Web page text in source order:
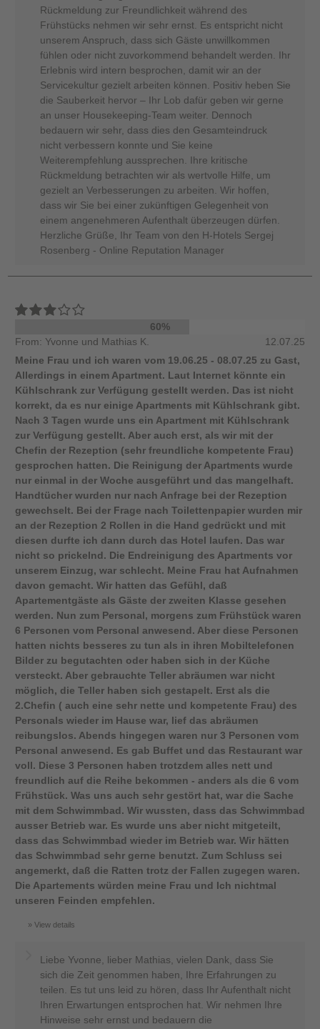
Rückmeldung zur Freundlichkeit während des
Frühstücks nehmen wir sehr ernst. Es entspricht nicht
unserem Anspruch, dass sich Gäste unwillkommen
fühlen oder nicht zuvorkommend behandelt werden. Ihr
Erlebnis wird intern besprochen, damit wir an der
Servicekultur gezielt arbeiten können. Positiv heben Sie
die Sauberkeit hervor – Ihr Lob dafür geben wir gerne
an unser Housekeeping-Team weiter. Dennoch
bedauern wir sehr, dass dies den Gesamteindruck
nicht verbessern konnte und Sie keine
Weiterempfehlung aussprechen. Ihre kritische
Rückmeldung betrachten wir als wertvolle Hilfe, um
gezielt an Verbesserungen zu arbeiten. Wir hoffen,
dass wir Sie bei einer zukünftigen Gelegenheit von
einem angenehmeren Aufenthalt überzeugen dürfen.
Herzliche Grüße, Ihr Team von den H-Hotels Sergej
Rosenberg - Online Reputation Manager
60%
From: Yvonne und Mathias K.
12.07.25
Meine Frau und ich waren vom 19.06.25 - 08.07.25 zu Gast,
Allerdings in einem Apartment. Laut Internet könnte ein
Kühlschrank zur Verfügung gestellt werden. Das ist nicht
korrekt, da es nur einige Apartments mit Kühlschrank gibt.
Nach 3 Tagen wurde uns ein Apartment mit Kühlschrank
zur Verfügung gestellt. Aber auch erst, als wir mit der
Chefin der Rezeption (sehr freundliche kompetente Frau)
gesprochen hatten. Die Reinigung der Apartments wurde
nur einmal in der Woche ausgeführt und das mangelhaft.
Handtücher wurden nur nach Anfrage bei der Rezeption
gewechselt. Bei der Frage nach Toilettenpapier wurden mir
an der Rezeption 2 Rollen in die Hand gedrückt und mit
diesen durfte ich dann durch das Hotel laufen. Das war
nicht so prickelnd. Die Endreinigung des Apartments vor
unserem Einzug, war schlecht. Meine Frau hat Aufnahmen
davon gemacht. Wir hatten das Gefühl, daß
Apartementgäste als Gäste der zweiten Klasse gesehen
werden. Nun zum Personal, morgens zum Frühstück waren
6 Personen vom Personal anwesend. Aber diese Personen
hatten nichts besseres zu tun als in ihren Mobiltelefonen
Bilder zu begutachten oder haben sich in der Küche
versteckt. Aber gebrauchte Teller abräumen war nicht
möglich, die Teller haben sich gestapelt. Erst als die
2.Chefin ( auch eine sehr nette und kompetente Frau) des
Personals wieder im Hause war, lief das abräumen
reibungslos. Abends hingegen waren nur 3 Personen vom
Personal anwesend. Es gab Buffet und das Restaurant war
voll. Diese 3 Personen haben trotzdem alles nett und
freundlich auf die Reihe bekommen - anders als die 6 vom
Frühstück. Was uns auch sehr gestört hat, war die Sache
mit dem Schwimmbad. Wir wussten, dass das Schwimmbad
ausser Betrieb war. Es wurde uns aber nicht mitgeteilt,
dass das Schwimmbad wieder im Betrieb war. Wir hätten
das Schwimmbad sehr gerne benutzt. Zum Schluss sei
angemerkt, daß die Ratten trotz der Fallen zugegen waren.
Die Apartements würden meine Frau und Ich nichtmal
unseren Feinden empfehlen.
View details
Liebe Yvonne, lieber Mathias, vielen Dank, dass Sie
sich die Zeit genommen haben, Ihre Erfahrungen zu
teilen. Es tut uns leid zu hören, dass Ihr Aufenthalt nicht
Ihren Erwartungen entsprochen hat. Wir nehmen Ihre
Hinweise sehr ernst und bedauern die